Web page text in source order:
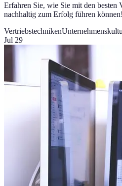
Erfahren Sie, wie Sie mit den besten
nachhaltig zum Erfolg führen können!
Vertriebstechniken
Jul 29